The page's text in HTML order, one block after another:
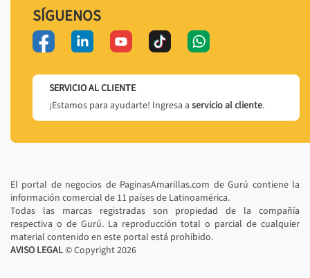
SÍGUENOS
SERVICIO AL CLIENTE
¡Estamos para ayudarte! Ingresa a servicio al cliente.
El portal de negocios de PaginasAmarillas.com de Gurú contiene la
información comercial de 11 países de Latinoamérica.
Todas las marcas registradas son propiedad de la compañía
respectiva o de Gurú. La reproducción total o parcial de cualquier
material contenido en este portal está prohibido.
AVISO LEGAL© Copyright2026